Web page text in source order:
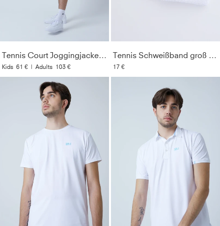
Tennis Court Joggingjacke, weiß
Kids 61 € | Adults 103 €
Tennis Schweißband groß 2er Set, weiß
17 €